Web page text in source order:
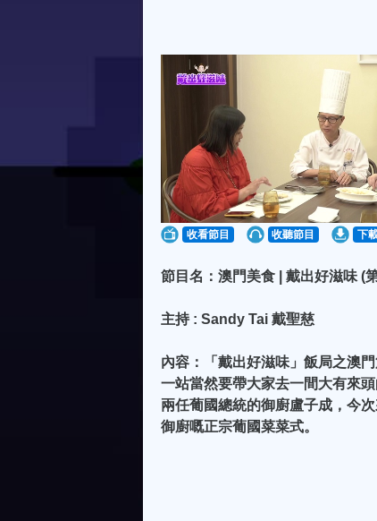
收看節目 收聽節目 下
節目名：澳門美食 | 戴出好滋味 (
主持 : Sandy Tai 戴聖慈
內容：「戴出好滋味」飯局之澳
一站當然要帶大家去一間大有來
兩任葡國總統的御廚盧子成，今
御廚嘅正宗葡國菜菜式。